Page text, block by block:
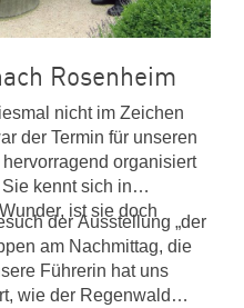
Rosenheim
nicht im Zeichen
der Termin für unseren
organisiert
kennt sich in
ist sie doch
der Ausstellung „der
am Nachmittag, die
Führerin hat uns
wie der Regenwald